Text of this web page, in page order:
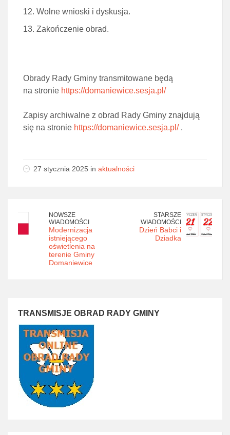
Wolne wnioski i dyskusja.
Zakończenie obrad.
Obrady Rady Gminy transmitowane będą
na stronie https://domaniewice.sesja.pl/
Zapisy archiwalne z obrad Rady Gminy znajdują
się na stronie https://domaniewice.sesja.pl/.
27 stycznia 2025 in aktualności
NOWSZE
WIADOMOŚCI
Modernizacja
istniejącego
oświetlenia na
terenie Gminy
Domaniewice
STARSZE
WIADOMOŚCI
Dzień Babci i
Dziadka
TRANSMISJE OBRAD RADY GMINY